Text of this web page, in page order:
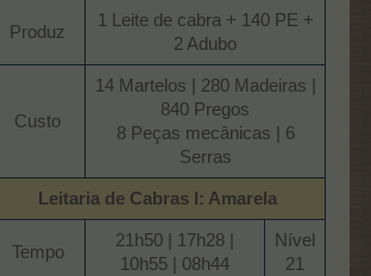
Produz​
1 Leite de cabra + 140 PE +
2 Adubo​
Custo​
14 Martelos | 280 Madeiras |
840 Pregos
8 Peças mecânicas | 6
Serras​
Leitaria de Cabras I: Amarela
Tempo​
21h50 | 17h28 |
10h55 | 08h44​
Nível
21​